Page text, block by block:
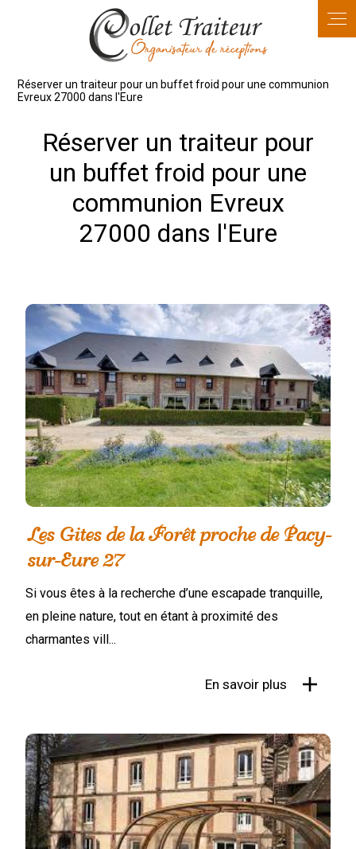
Réserver un traiteur pour un buffet froid pour une communion
Evreux 27000 dans l'Eure
Réserver un traiteur pour
un buffet froid pour une
communion Evreux
27000 dans l'Eure
Les Gites de la Forêt proche de Pacy-
sur-Eure 27
Si vous êtes à la recherche d’une escapade tranquille,
en pleine nature, tout en étant à proximité des
charmantes vill...
En savoir plus
Panneau de gestion des cookies